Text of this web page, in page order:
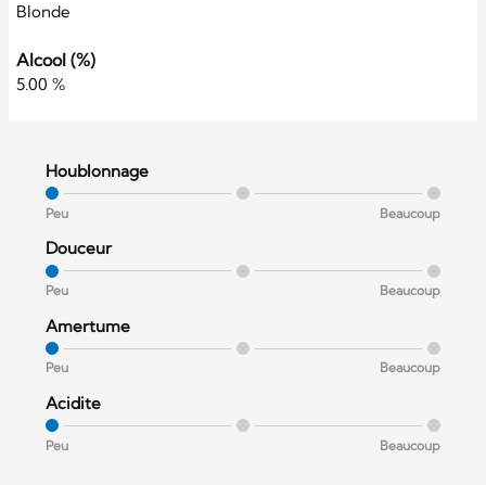
Blonde
Alcool (%)
5.00 %
Houblonnage
Peu Beaucoup
Douceur
Peu Beaucoup
Amertume
Peu Beaucoup
Acidite
Peu Beaucoup